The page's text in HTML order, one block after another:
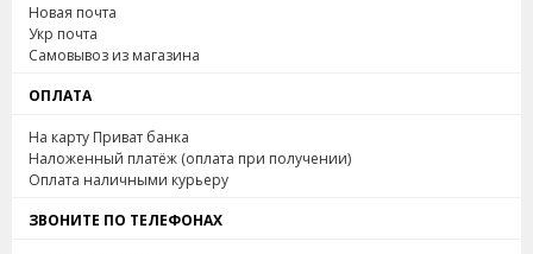
Новая почта
Укр почта
Самовывоз из магазина
ОПЛАТА
На карту Приват банка
Наложенный платёж (оплата при получении)
Оплата наличными курьеру
ЗВОНИТЕ ПО ТЕЛЕФОНАХ
Добрый день. Как часто можно пшикать ребенку 6 лет? Он
без антибиотика? Точно натуральный состав?
Ответить
2017
Пшикать нужно когда болит. Ограничений нет.